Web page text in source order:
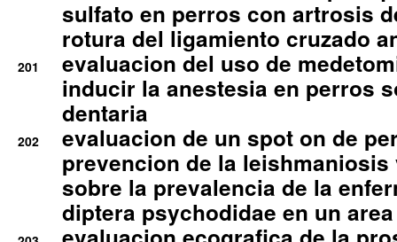
sulfato en perros con artrosis
rotura del ligamiento cruzado
201
evaluacion del uso de
inducir la anestesia en perros
dentaria
202
evaluacion de un spot on de
prevencion de la
sobre la prevalencia de la
diptera psychodidae en un